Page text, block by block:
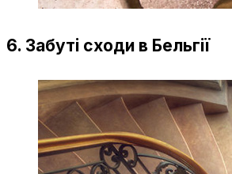
6. Забуті сходи в Бельгії